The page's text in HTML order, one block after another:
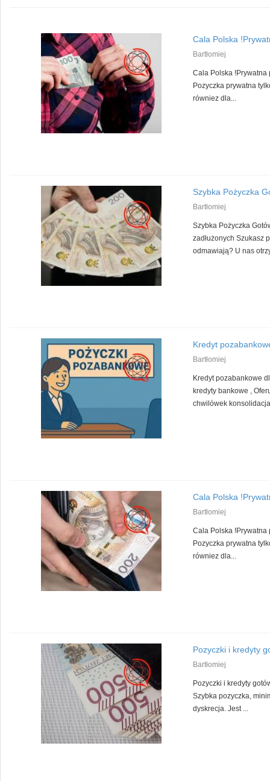
Cala Polska
Bartłomiej
Cala Polska
Pozyczka prywatna
równiez dla...
Szybka Pożyczka
Bartłomiej
Szybka Pożyczka
zadłużonych Szukasz
odmawiają? U nas
Kredyt
Bartłomiej
Kredyt pozabankowe
kredyty bankowe ,
chwilówek
Cala Polska
Bartłomiej
Cala Polska
Pozyczka prywatna
równiez dla...
Pozyczki i kredyty
Bartłomiej
Pozyczki i kredyty
Szybka pozyczka,
dyskrecja. Jest ...